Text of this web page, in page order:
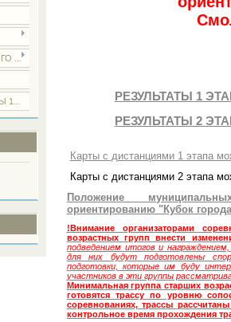
...
1...
РЕЗУЛЬТАТЫ 1
РЕЗУЛЬТАТЫ 2
Карты с дистанциями 1 этапа
Карты с дистанциями 2 этапа
Положение
ориентированию "Кубок
!Внимание организаторами
возрастных групп внести
подведением итогов и
для них будут подготовлены
подготовки, которые им буду
участников в эти группы
Минимальная группа старших
готовятся трассу по уровню
соревнованиях, трассы
контрольное время прохождения